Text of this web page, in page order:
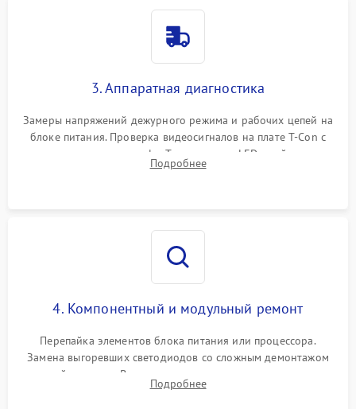
3. Аппаратная диагностика
Замеры напряжений дежурного режима и рабочих цепей на
блоке питания. Проверка видеосигналов на плате T-Con с
помощью осциллографа. Тестирование LED-драйвера и
светодиодных планок подсветки мультиметром.
Подробнее
4. Компонентный и модульный ремонт
Перепайка элементов блока питания или процессора.
Замена выгоревших светодиодов со сложным демонтажом
хрупкой матрицы. Восстановление поврежденных дорожек,
прошивка микросхем памяти EEPROM
Подробнее